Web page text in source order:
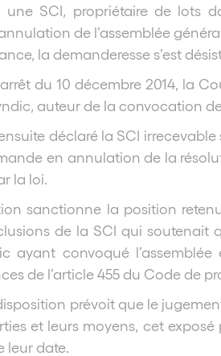
une SCI, propriétaire de lots
de l’assemblée
la demanderesse s’est
du 10 décembre 2014, la
auteur de la convocation
déclaré la SCI
en annulation de la
la loi.
sanctionne la position
de la SCI qui soutenait
ayant convoqué
de l’article 455 du Code de
prévoit que le
et leurs moyens, cet
leur date.